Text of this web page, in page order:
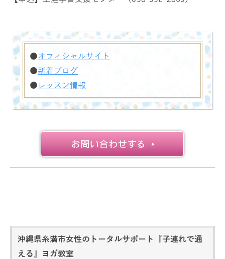
●オフィシャルサイト
●新着ブログ
●レッスン情報
沖縄県糸満市女性のトータルサポート『子連れで通
える』ヨガ教室